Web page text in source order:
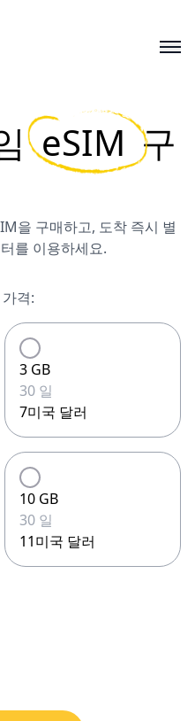
eSIM 구
을 구매하고, 도착 즉시 별
를 이용하세요.
격:
3 GB
30 일
7미국 달러
10 GB
30 일
11미국 달러